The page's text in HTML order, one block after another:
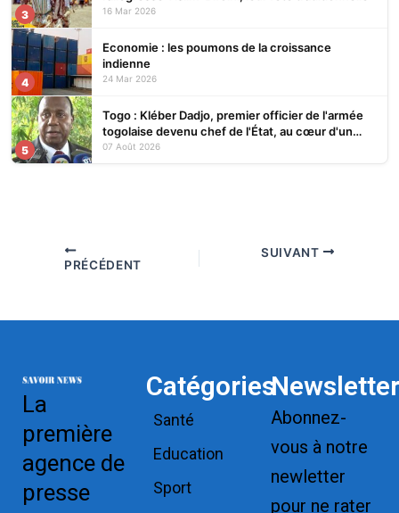
3 16 Mar 2026
4
Economie : les poumons de la croissance
indienne
24 Mar 2026
5
Togo : Kléber Dadjo, premier officier de l'armée
togolaise devenu chef de l'État, au cœur d'un
ouvrage
07 Août 2026
PRÉCÉDENT
SUIVANT
La
première
agence de
presse
Catégories
Santé
Education
Sport
Newsletter
Abonnez-
vous à notre
newletter
pour ne rater